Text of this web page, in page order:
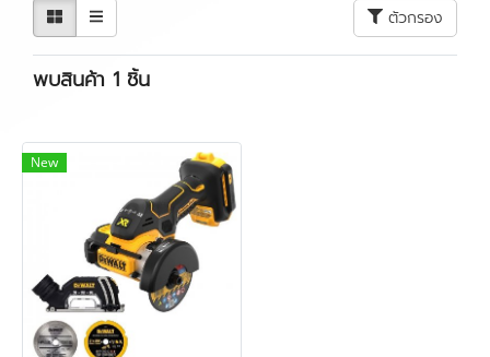
ตัวกรอง
พบสินค้า 1 ชิ้น
New